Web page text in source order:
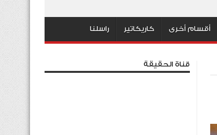
أقسام أخرى كاريكاتير راسلنا
قناة الحقيقة